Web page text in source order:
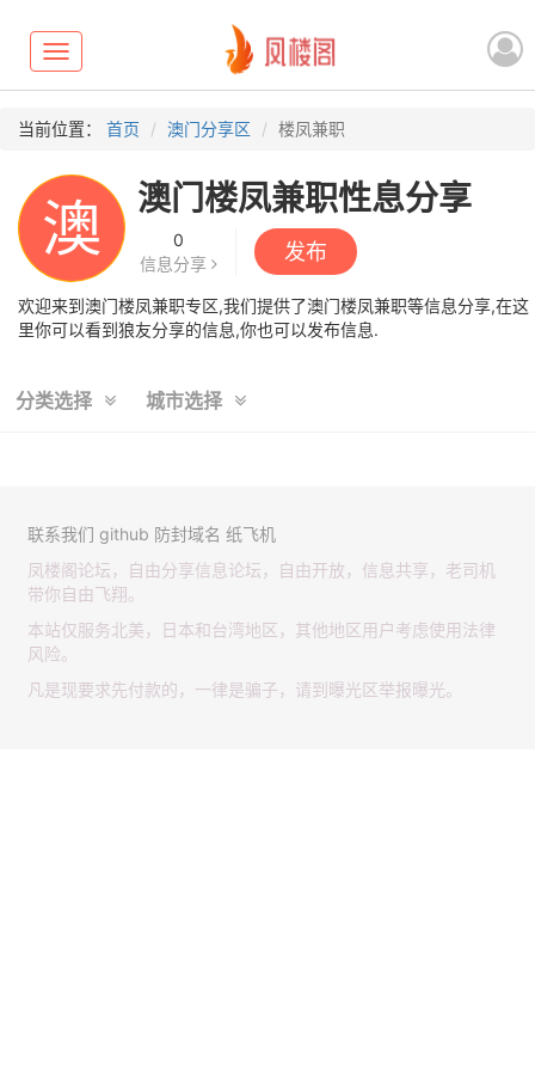
Toggle
navigation
当前位置： 首页 澳门分享区 楼凤兼职
澳 澳门楼凤兼职性息分享
0
信息分享
发布
欢迎来到澳门楼凤兼职专区,我们提供了澳门楼凤兼职等信息分享,在这
里你可以看到狼友分享的信息,你也可以发布信息.
分类选择 城市选择
联系我们 github 防封域名 纸飞机
凤楼阁论坛，自由分享信息论坛，自由开放，信息共享，老司机
带你自由飞翔。
本站仅服务北美，日本和台湾地区，其他地区用户考虑使用法律
风险。
凡是现要求先付款的，一律是骗子，请到曝光区举报曝光。